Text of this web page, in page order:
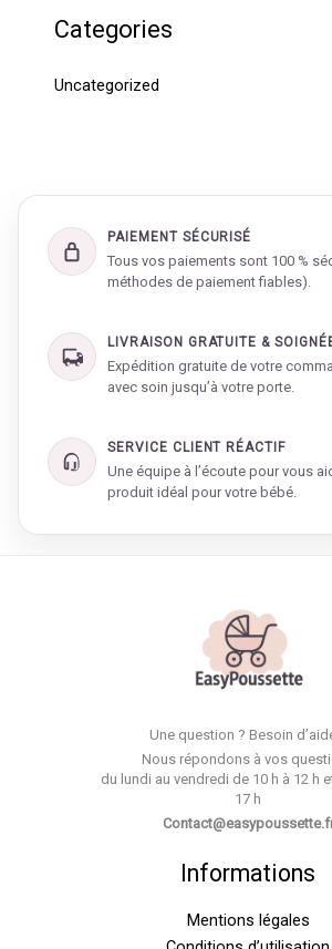
Categories
Uncategorized
PAIEMENT SÉCURISÉ
Tous vos paiements sont 100 %
méthodes de paiement fiables).
LIVRAISON GRATUITE &
Expédition gratuite de votre
avec soin jusqu’à votre porte.
SERVICE CLIENT RÉACTIF
Une équipe à l’écoute pour vous
produit idéal pour votre bébé.
Une question ? Besoin
Nous répondons à vos
du lundi au vendredi de 10 h à 12 h
17 h
Informations
Mentions légales